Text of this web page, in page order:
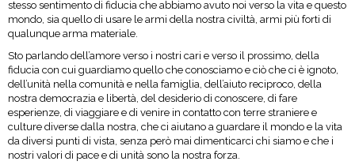
stesso sentimento di fiducia che abbiamo avuto noi verso la vita e questo
mondo, sia quello di usare le armi della nostra civiltà, armi più forti di
qualunque arma materiale.
Sto parlando dell’amore verso i nostri cari e verso il prossimo, della
fiducia con cui guardiamo quello che conosciamo e ciò che ci è ignoto,
dell’unità nella comunità e nella famiglia, dell’aiuto reciproco, della
nostra democrazia e libertà, del desiderio di conoscere, di fare
esperienze, di viaggiare e di venire in contatto con terre straniere e
culture diverse dalla nostra, che ci aiutano a guardare il mondo e la vita
da diversi punti di vista, senza però mai dimenticarci chi siamo e che i
nostri valori di pace e di unità sono la nostra forza.